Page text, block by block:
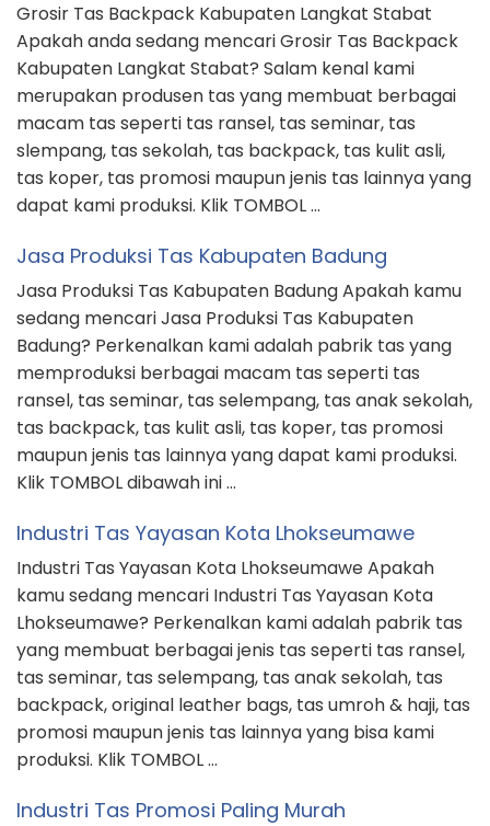
Grosir Tas Backpack Kabupaten Langkat Stabat
Apakah anda sedang mencari Grosir Tas Backpack
Kabupaten Langkat Stabat? Salam kenal kami
merupakan produsen tas yang membuat berbagai
macam tas seperti tas ransel, tas seminar, tas
slempang, tas sekolah, tas backpack, tas kulit asli,
tas koper, tas promosi maupun jenis tas lainnya yang
dapat kami produksi. Klik TOMBOL …
Jasa Produksi Tas Kabupaten Badung
Jasa Produksi Tas Kabupaten Badung Apakah kamu
sedang mencari Jasa Produksi Tas Kabupaten
Badung? Perkenalkan kami adalah pabrik tas yang
memproduksi berbagai macam tas seperti tas
ransel, tas seminar, tas selempang, tas anak sekolah,
tas backpack, tas kulit asli, tas koper, tas promosi
maupun jenis tas lainnya yang dapat kami produksi.
Klik TOMBOL dibawah ini …
Industri Tas Yayasan Kota Lhokseumawe
Industri Tas Yayasan Kota Lhokseumawe Apakah
kamu sedang mencari Industri Tas Yayasan Kota
Lhokseumawe? Perkenalkan kami adalah pabrik tas
yang membuat berbagai jenis tas seperti tas ransel,
tas seminar, tas selempang, tas anak sekolah, tas
backpack, original leather bags, tas umroh & haji, tas
promosi maupun jenis tas lainnya yang bisa kami
produksi. Klik TOMBOL …
Industri Tas Promosi Paling Murah